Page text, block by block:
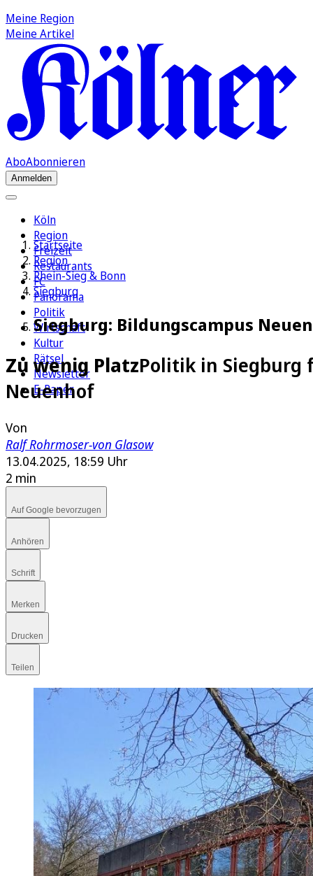
Meine Region
Meine Artikel
AboAbonnieren
Anmelden
Köln
Region
Freizeit
Restaurants
FC
Panorama
Politik
Wirtschaft
Kultur
Rätsel
Newsletter
E-Paper
Startseite
Region
Rhein-Sieg & Bonn
Siegburg
Siegburg: Bildungscampus
Zu wenig PlatzPolitik in Siegburg
Neuenhof
Von
Ralf Rohrmoser-von Glasow
13.04.2025, 18:59 Uhr
2 min
Auf Google bevorzugen
Anhören
Schrift
Merken
Drucken
Teilen